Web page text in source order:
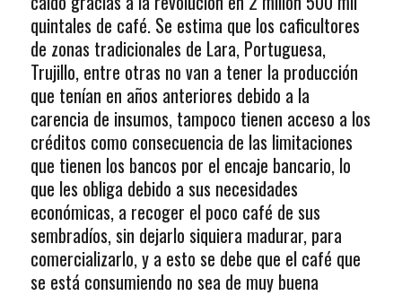
quintales de café. Se estima que los caficultores
de zonas tradicionales de Lara, Portuguesa,
Trujillo, entre otras no van a tener la producción
que tenían en años anteriores debido a la
carencia de insumos, tampoco tienen acceso a los
créditos como consecuencia de las limitaciones
que tienen los bancos por el encaje bancario, lo
que les obliga debido a sus necesidades
económicas, a recoger el poco café de sus
sembradíos, sin dejarlo siquiera madurar, para
comercializarlo, y a esto se debe que el café que
se está consumiendo no sea de muy buena